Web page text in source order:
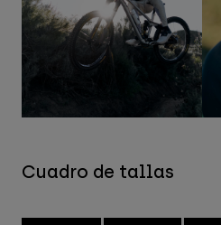
Cuadro de tallas